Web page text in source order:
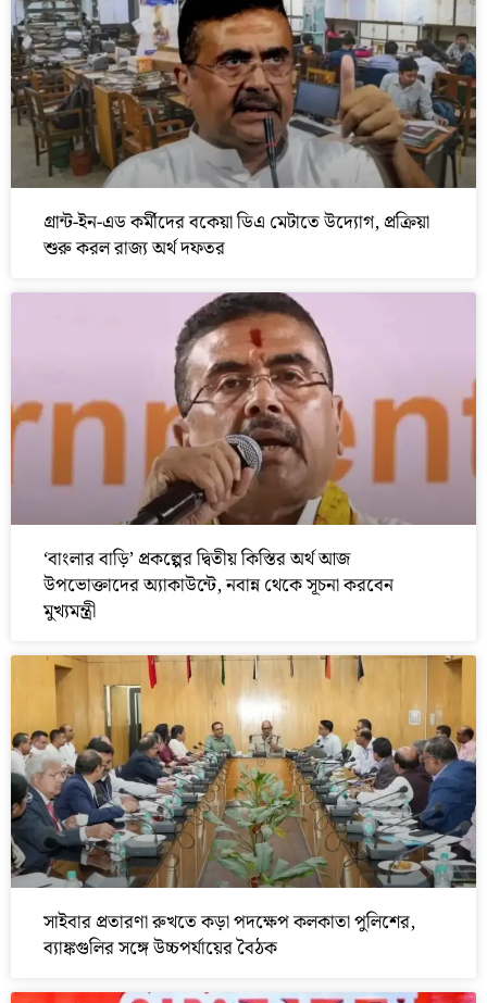
গ্রান্ট-ইন-এড কর্মীদের বকেয়া ডিএ মেটাতে উদ্যোগ, প্রক্রিয়া
শুরু করল রাজ্য অর্থ দফতর
‘বাংলার বাড়ি’ প্রকল্পের দ্বিতীয় কিস্তির অর্থ আজ
উপভোক্তাদের অ্যাকাউন্টে, নবান্ন থেকে সূচনা করবেন
মুখ্যমন্ত্রী
সাইবার প্রতারণা রুখতে কড়া পদক্ষেপ কলকাতা পুলিশের,
ব্যাঙ্কগুলির সঙ্গে উচ্চপর্যায়ের বৈঠক